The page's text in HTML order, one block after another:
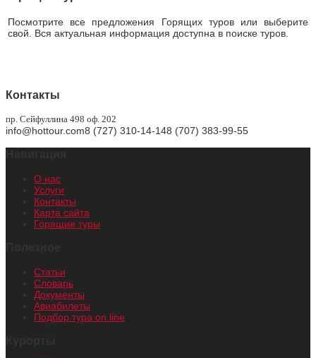
Посмотрите все предложения Горящих туров или выберите
свой. Вся актуальная информация доступна в поиске туров.
Контакты
пр. Сейфуллина 498 оф. 202
info@hottour.com8 (727) 310-14-148 (707) 383-99-55
О нас
Услуги
Контакты
Карта сайта
Горящие туры
Статьи
Словарь
Документы
Авиабилеты
Подбор тура on line